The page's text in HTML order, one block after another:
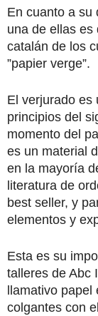
En cuanto a su
una de ellas es
catalán de los
”papier verge”.
El verjurado es
principios del
momento del
es un material
en la mayoría
literatura de
best seller, y
elementos y
Esta es su
talleres de Abc
llamativo papel
colgantes con